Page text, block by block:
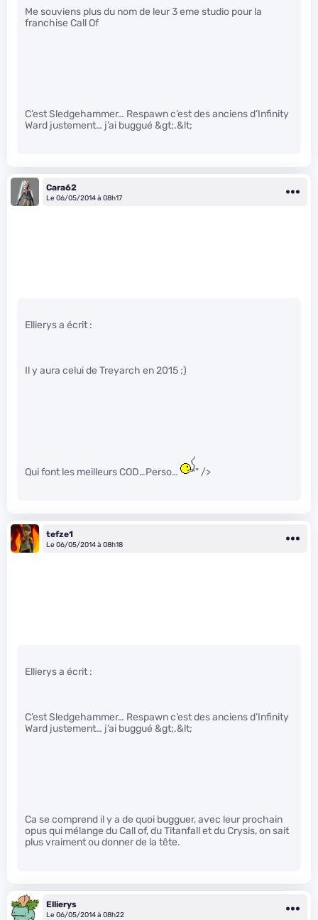
Me souviens plus du nom de leur 3 eme studio pour la
franchise Call Of
C’est Sledgehammer… Respawn c’est des anciens d’Infinity
Ward justement… j’ai buggué &gt;.&lt;
Cara62
Le 06/05/2014 à 08h17
Ellierys a écrit :
Il y aura celui de Treyarch en 2015 ;)
Qui font les meilleurs COD…Perso… " />
tefze1
Le 06/05/2014 à 08h18
Ellierys a écrit :
C’est Sledgehammer… Respawn c’est des anciens d’Infinity
Ward justement… j’ai buggué &gt;.&lt;
Ca se comprend il y a de quoi bugguer, avec leur prochain
opus qui mélange du Call of, du Titanfall et du Crysis, on sait
plus vraiment ou donner de la tête.
Ellierys
Le 06/05/2014 à 08h22